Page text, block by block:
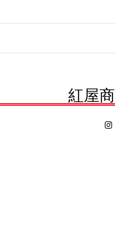
紅屋